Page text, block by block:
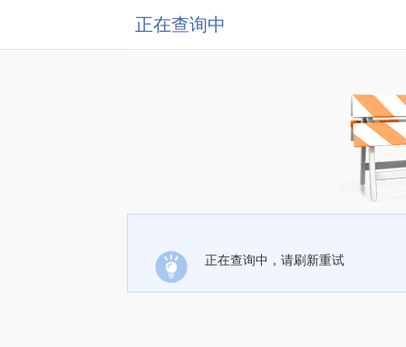
正在查询中
正在查询中，请刷新重试